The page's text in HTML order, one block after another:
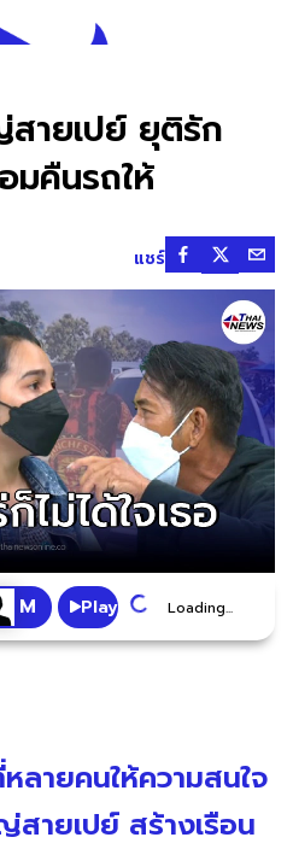
ายเปย์ ยุติรัก
มคืนรถให้
แชร์
Play Loading...
ลายคนให้ความสนใจ
ายเปย์ สร้างเรือน